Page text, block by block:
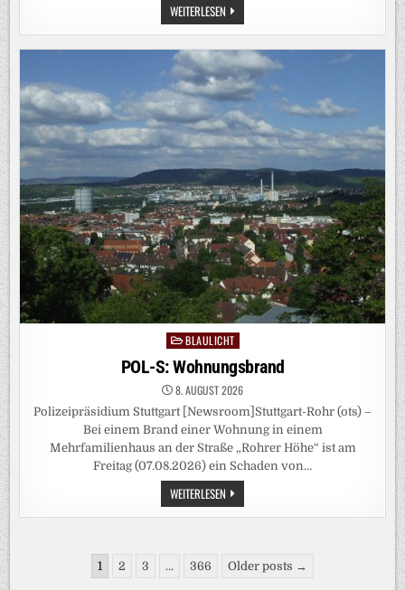
WEITERLESEN KLIMAKRISE:
STELL
DIR
VOR,
ES
IST
KLIMA
UND
KEINER
GEHT
HIN
Posted
in
BLAULICHT
POL-S: Wohnungsbrand
8. AUGUST 2026
Polizeipräsidium Stuttgart [Newsroom]Stuttgart-Rohr (ots) –
Bei einem Brand einer Wohnung in einem
Mehrfamilienhaus an der Straße „Rohrer Höhe“ ist am
Freitag (07.08.2026) ein Schaden von…
WEITERLESEN POL-
S:
WOHNUNGSBRAND
Seitennummerierung
1 2 3 … 366 Older posts →